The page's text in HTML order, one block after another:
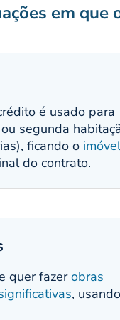
em que
é usado para
segunda
ficando o imóvel
do contrato.
quer fazerobras
,